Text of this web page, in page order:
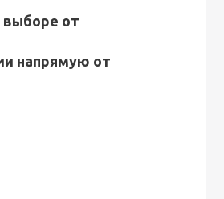
выборе от
напрямую от